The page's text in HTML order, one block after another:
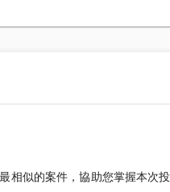
相似的案件，協助您掌握本次投